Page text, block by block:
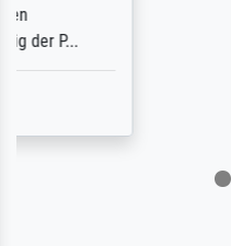
representation.